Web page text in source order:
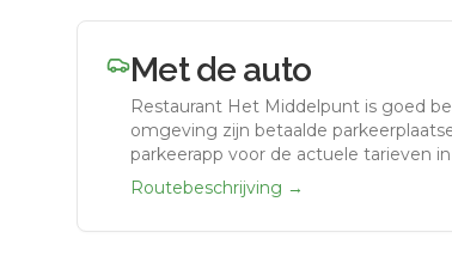
Met de auto
Restaurant Het Middelpunt is goed
omgeving zijn betaalde
parkeerapp voor de actuele tarieven
Routebeschrijving →